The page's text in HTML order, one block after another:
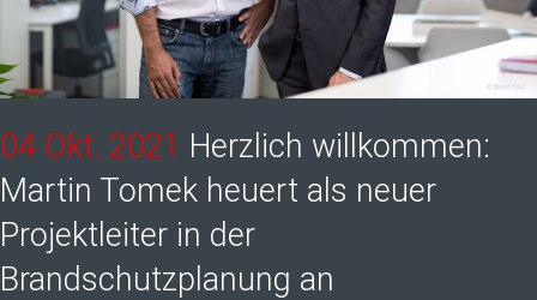
04 Okt. 2021 Herzlich willkommen:
Martin Tomek heuert als neuer
Projektleiter in der
Brandschutzplanung an